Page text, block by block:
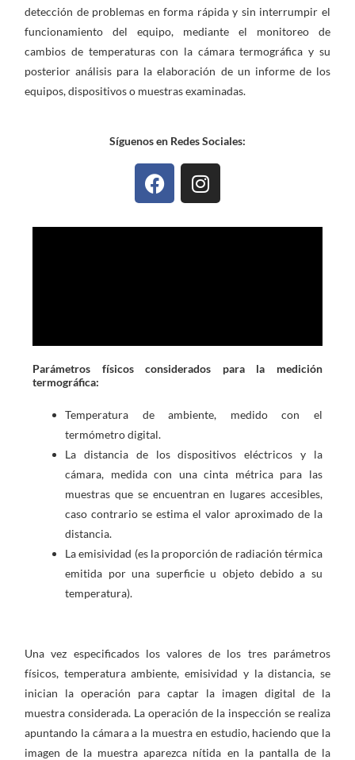
detección de problemas en forma rápida y sin interrumpir el
funcionamiento del equipo, mediante el monitoreo de
cambios de temperaturas con la cámara termográfica y su
posterior análisis para la elaboración de un informe de los
equipos, dispositivos o muestras examinadas.
Síguenos en Redes Sociales:
F
a
e
I
n
t
Parámetros físicos considerados para la medición
termográfica:
Temperatura de ambiente, medido con el
termómetro digital.
La distancia de los dispositivos eléctricos y la
cámara, medida con una cinta métrica para las
muestras que se encuentran en lugares accesibles,
caso contrario se estima el valor aproximado de la
distancia.
La emisividad (es la proporción de radiación térmica
emitida por una superficie u objeto debido a su
temperatura).
Una vez especificados los valores de los tres parámetros
físicos, temperatura ambiente, emisividad y la distancia, se
inician la operación para captar la imagen digital de la
muestra considerada. La operación de la inspección se realiza
apuntando la cámara a la muestra en estudio, haciendo que la
imagen de la muestra aparezca nítida en la pantalla de la